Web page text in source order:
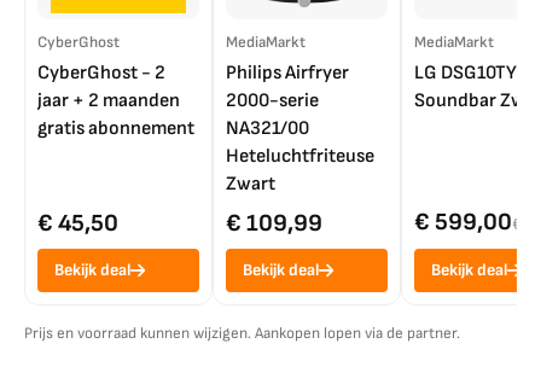
CyberGhost
CyberGhost - 2
jaar + 2 maanden
gratis abonnement
€ 45,50
Bekijk deal
MediaMarkt
Philips Airfryer
2000-serie
NA321/00
Heteluchtfriteuse
Zwart
€ 109,99
Bekijk deal
MediaMarkt
LG DSG10TY
Soundbar
€ 599,00€
Bekijk deal
Prijs en voorraad kunnen wijzigen. Aankopen lopen via de partner.